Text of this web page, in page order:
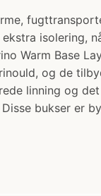
isolering,
Warm Base
og de
linning og
bukser er